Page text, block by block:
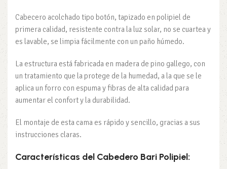
Cabecero acolchado tipo botón, tapizado en polipiel de
primera calidad, resistente contra la luz solar, no se cuartea y
es lavable, se limpia fácilmente con un paño húmedo.
La estructura está fabricada en madera de pino gallego, con
un tratamiento que la protege de la humedad, a la que se le
aplica un forro con espuma y fibras de alta calidad para
aumentar el confort y la durabilidad.
El montaje de esta cama es rápido y sencillo, gracias a sus
instrucciones claras.
Características del Cabedero Bari Polipiel: